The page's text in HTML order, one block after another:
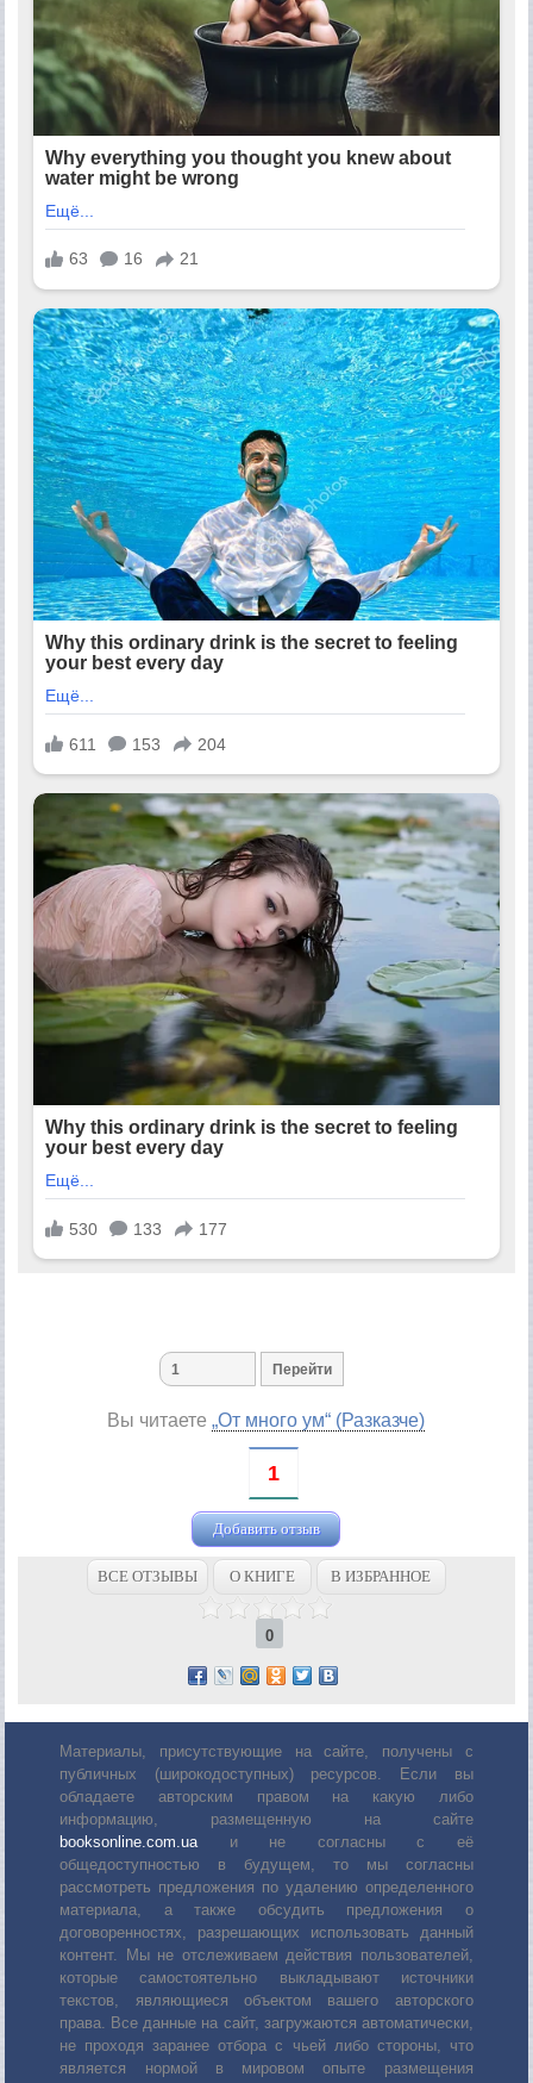
Вы читаете„От много ум“ (Разказче)
1
Добавить отзыв
ВСЕ ОТЗЫВЫ О КНИГЕ В ИЗБРАННОЕ
0
Материалы, присутствующие на сайте, получены с
публичных (широкодоступных) ресурсов. Если вы
обладаете авторским правом на какую либо
информацию, размещенную на сайте
booksonline.com.uaи не согласны с её
общедоступностью в будущем, то мы согласны
рассмотреть предложения по удалению определенного
материала, а также обсудить предложения о
договоренностях, разрешающих использовать данный
контент. Мы не отслеживаем действия пользователей,
которые самостоятельно выкладывают источники
текстов, являющиеся объектом вашего авторского
права. Все данные на сайт, загружаются автоматически,
не проходя заранее отбора с чьей либо стороны, что
является нормой в мировом опыте размещения